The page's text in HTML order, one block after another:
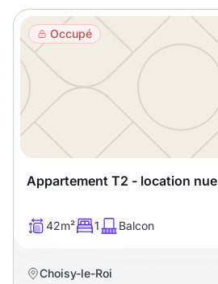
Occupé
Appartement T2 - location nue
42m² 1 Balcon
Choisy-le-Roi